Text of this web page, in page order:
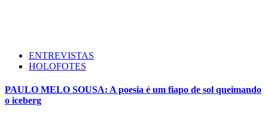
ENTREVISTAS
HOLOFOTES
PAULO MELO SOUSA: A poesia é um fiapo de sol queimando
o iceberg